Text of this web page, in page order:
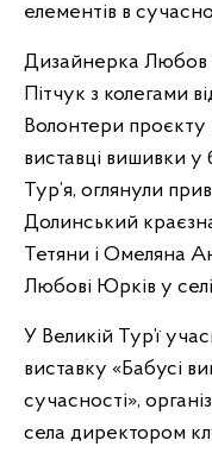
елементів в
Дизайнерка Любов
Пітчук з колегами
Волонтери проєкту
виставці вишивки
Тур’я, оглянули
Долинський
Тетяни і Омеляна
Любові Юрків у
У Великій Тур’ї
виставку «Бабусі
сучасності»,
села директором